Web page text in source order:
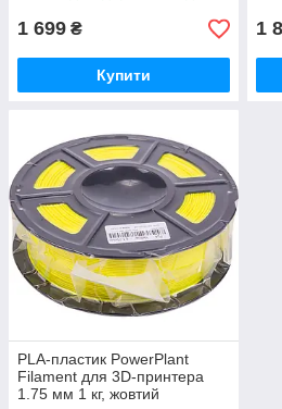
1 699 ₴
Купити
1
PLA-пластик PowerPlant
Filament для 3D-принтера
1.75 мм 1 кг, жовтий